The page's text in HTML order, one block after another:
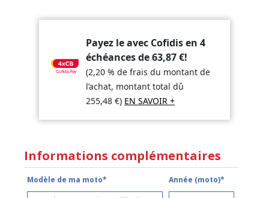
Payez le avec Cofidis en 4
échéances de63,87€!
(2,20 % de frais du montant de
l’achat, montant total dû
255,48€) EN SAVOIR +
Informations complémentaires
Modèle de ma moto* Année (moto)*